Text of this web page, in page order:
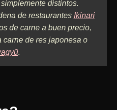
distintos.
de restaurantes Ikinari
de carne a buen precio,
carne de res japonesa o
.